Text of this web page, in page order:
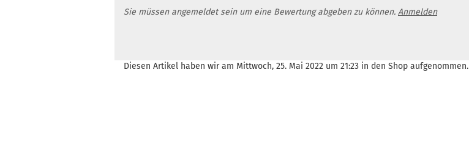
Sie müssen angemeldet sein um eine Bewertung abgeben zu können. Anmelden
Diesen Artikel haben wir am Mittwoch, 25. Mai 2022 um 21:23 in den Shop aufgenommen.